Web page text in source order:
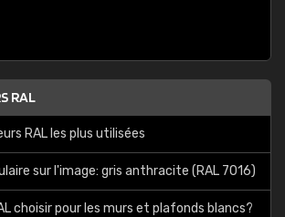
RAL
RAL les plus utilisées
sur l'image: gris anthracite (RAL 7016)
choisir pour les murs et plafonds blancs?